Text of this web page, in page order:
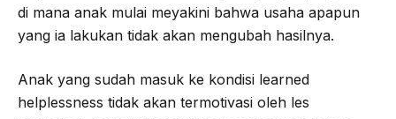
di mana anak mulai meyakini bahwa usaha apapun
yang ia lakukan tidak akan mengubah hasilnya.
Anak yang sudah masuk ke kondisi learned
helplessness tidak akan termotivasi oleh les